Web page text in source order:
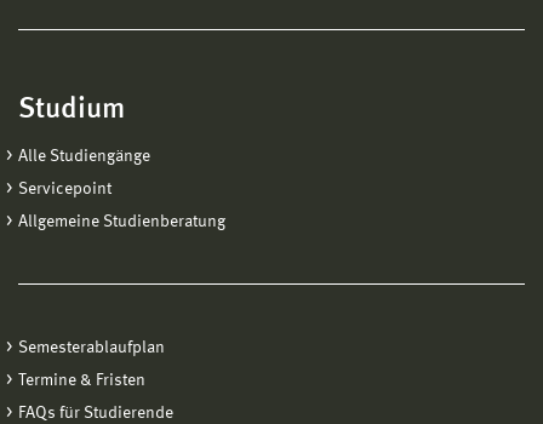
Studium
Alle Studiengänge
Servicepoint
Allgemeine Studienberatung
Semesterablaufplan
Termine & Fristen
FAQs für Studierende